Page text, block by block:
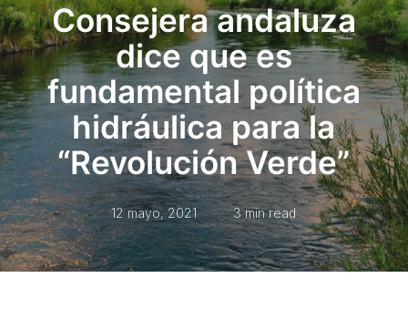
Consejera andaluza
dice que es
fundamental política
hidráulica para la
“Revolución Verde”
12 mayo, 2021 3 min read